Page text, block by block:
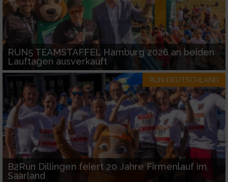
RUN5 TEAMSTAFFEL Hamburg 2026 an beiden
Lauftagen ausverkauft
RUN-DEUTSCHLAND
B2Run Dillingen feiert 20 Jahre Firmenlauf im
Saarland